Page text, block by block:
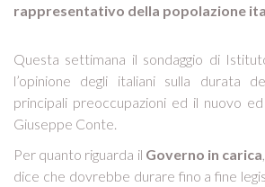
rappresentativo della popolazione
Questa settimana il sondaggio di
l’opinione degli italiani sulla durata
principali preoccupazioni ed il nuovo
Giuseppe Conte.
Per quanto riguarda il Governo in carica
dice che dovrebbe durare fino a fine